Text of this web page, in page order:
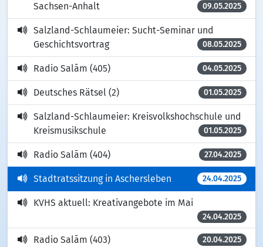
Sachsen-Anhalt
09.05.2025
Salzland-Schlaumeier: Sucht-Seminar und
Geschichtsvortrag
08.05.2025
Radio Salām (405) 04.05.2025
Deutsches Rätsel (2) 01.05.2025
Salzland-Schlaumeier: Kreisvolkshochschule und
Kreismusikschule
01.05.2025
Radio Salām (404) 27.04.2025
Stadtratssitzung in Aschersleben 24.04.2025
KVHS aktuell: Kreativangebote im Mai
24.04.2025
Radio Salām (403) 20.04.2025